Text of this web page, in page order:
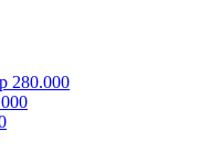
280.000